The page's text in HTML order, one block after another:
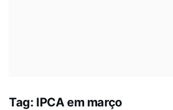
Tag: IPCA em março